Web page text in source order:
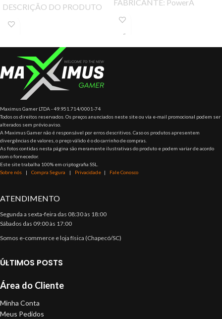
DESCRIÇÃO DO PRODUTO
FABRICANTE: PowerA
Maximus Gamer LTDA - 49.951.714/0001-74
Todos os direitos reservados. Os preços anunciados neste site ou via e-mail promocional podem ser
alterados sem prévio aviso.
A Maximus Gamer não é responsável por erros descritivos. Caso os produtos apresentem
divergências de valores, o preço válido é o do carrinho de compras.
As fotos contidas nesta página são meramente ilustrativas do produto e podem variar de acordo
com o fornecedor.
Este site trabalha 100% em criptografia SSL.
Sobre nós | Compra Segura | Privacidade | Fale Conosco
ATENDIMENTO
Segunda a sexta-feira das 08:30 às 18:00
Sábados das 09:00 às 17:00
Somos e-commerce e loja física (Chapecó/SC)
ÚLTIMOS POSTS
Área do Cliente
Minha Conta
Meus Pedidos